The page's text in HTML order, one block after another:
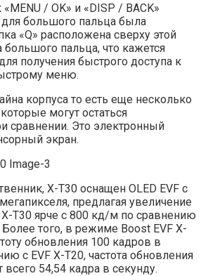
/ OK» и «DISP / BACK»
большого пальца была
«Q» расположена сверху этой
большого пальца, что кажется
получения быстрого доступа к
меню.
корпуса то есть еще несколько
могут остаться
сравнении. Это электронный
экран.
X-T30 оснащен OLED EVF с
предлагая увеличение
X-T30 ярче с 800 кд/м по сравнению
того, в режиме Boost EVF X-
обновления 100 кадров в
с EVF X-T20, частота обновления
всего 54,54 кадра в секунду.